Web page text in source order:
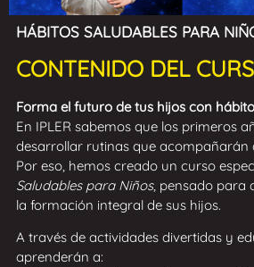
HÁBITOS SALUDABLES PARA
CONTENIDO DEL
Forma el futuro de tus hijos con
En IPLER sabemos que los primeros
desarrollar rutinas que acompañarán
Por eso, hemos creado un curso
Saludables para Niños, pensado para
la formación integral de sus hijos.
A través de actividades divertidas y
aprenderán a: